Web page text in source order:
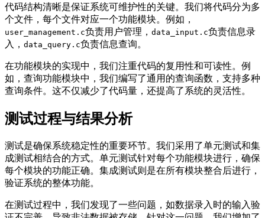
代码结构清晰是保证系统可维护性的关键。我们将代码分为多
个文件，每个文件对应一个功能模块。例如，
user_management.c负责用户管理， data_input.c负责信息录
入， data_query.c负责信息查询。
在功能模块的实现中，我们注重代码的复用性和可读性。例
如，查询功能模块中，我们编写了通用的查询函数，支持多种
查询条件。这不仅减少了代码量，还提高了系统的灵活性。
测试过程与结果分析
测试是确保系统稳定性的重要环节。我们采用了单元测试和集
成测试相结合的方式。单元测试针对每个功能模块进行，确保
每个模块的功能正确。集成测试则是在所有模块整合后进行，
验证系统的整体功能。
在测试过程中，我们发现了一些问题，如数据录入时的输入验